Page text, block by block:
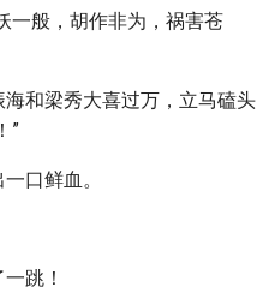
一般，胡作非为，祸害苍
和梁秀大喜过万，立马磕头
”
口鲜血。
跳！